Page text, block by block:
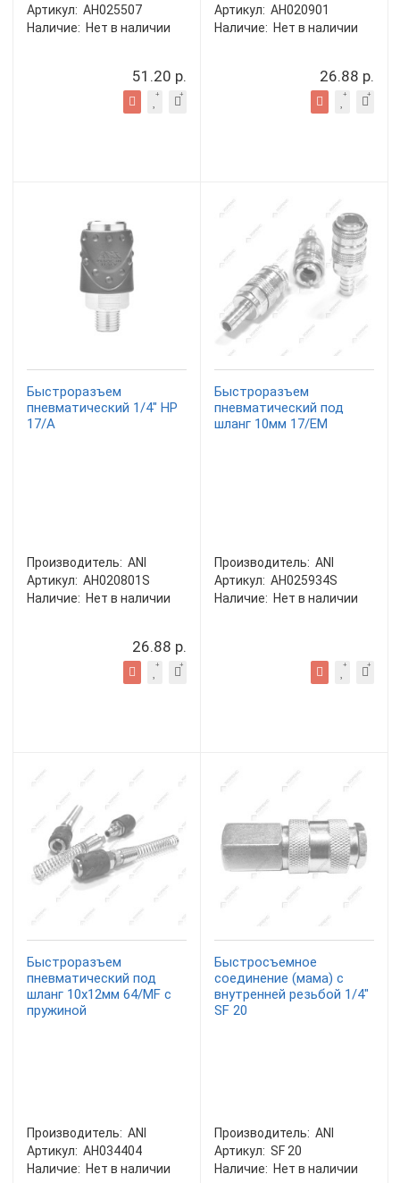
Артикул: AH025507
Наличие: Нет в наличии
51.20 р.
Артикул: AH020901
Наличие: Нет в наличии
26.88 р.
Быстроразъем
пневматический 1/4" НP
17/A
Производитель: ANI
Артикул: AH020801S
Наличие: Нет в наличии
26.88 р.
Быстроразъем
пневматический под
шланг 10мм 17/EM
Производитель: ANI
Артикул: AH025934S
Наличие: Нет в наличии
Быстроразъем
пневматический под
шланг 10х12мм 64/MF с
пружиной
Производитель: ANI
Артикул: AH034404
Наличие: Нет в наличии
Быстросъемное
соединение (мама) с
внутренней резьбой 1/4"
SF 20
Производитель: ANI
Артикул: SF 20
Наличие: Нет в наличии